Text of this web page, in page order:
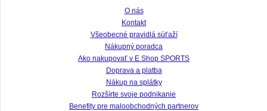
O nás
Kontakt
Všeobecné pravidlá súťaží
Nákupný poradca
Ako nakupovať v E Shop SPORTS
Doprava a platba
Nákup na splátky
Rozšírte svoje podnikanie
Benefity pre maloobchodných partnerov